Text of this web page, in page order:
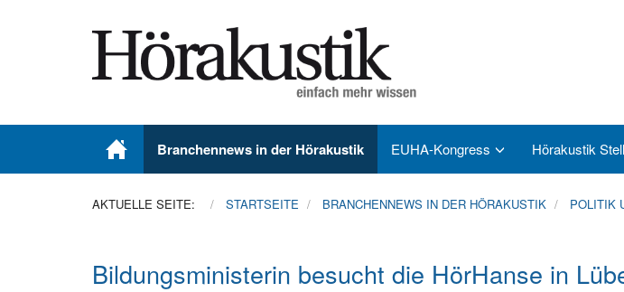
Branchennews in der Hörakustik EUHA-Kongress Hörakustik
AKTUELLE SEITE: STARTSEITE BRANCHENNEWS IN DER HÖRAKUSTIK POLITIK
Bildungsministerin besucht die HörHanse in